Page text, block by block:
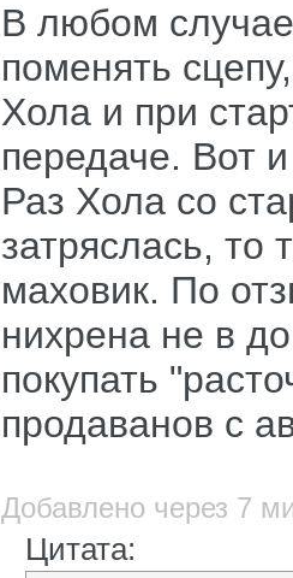
В любом
поменять
Хола и при
передаче. Вот
Раз Хола со
затряслась, то
маховик. По
нихрена не в
покупать
продаванов с
Добавлено через 7
Цитата: